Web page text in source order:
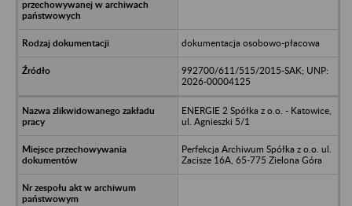
dokumentacja osobowo-płacowa
992700/611/515/2015-SAK; UNP:
2026-00004125
ENERGIE 2 Spółka z o.o. - Katowice,
ul. Agnieszki 5/1
Perfekcja Archiwum Spółka z o.o. ul.
Zacisze 16A, 65-775 Zielona Góra